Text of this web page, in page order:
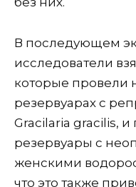
В последующем
исследователи
которые провели
резервуарах с
Gracilaria gracilis,
резервуары с
женскими
что это также